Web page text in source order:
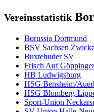
Vereinsstatistik
Borussia Dortmund
BSV Sachsen
Buxtehuder SV
Frisch Auf
HB Ludwigsburg
HSG Bensheim/
HSG Blomberg-
Sport-Union